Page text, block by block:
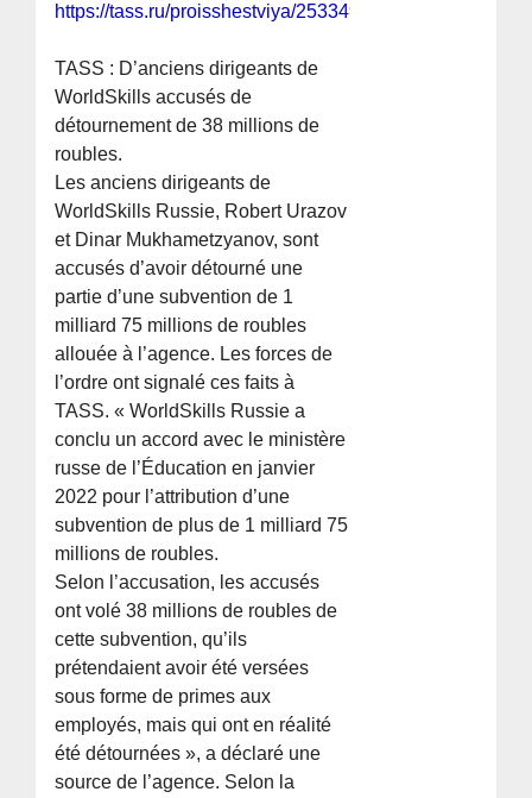
https://tass.ru/proisshestviya/25334967
TASS : D’anciens dirigeants de
WorldSkills accusés de
détournement de 38 millions de
roubles.
Les anciens dirigeants de
WorldSkills Russie, Robert Urazov
et Dinar Mukhametzyanov, sont
accusés d’avoir détourné une
partie d’une subvention de 1
milliard 75 millions de roubles
allouée à l’agence. Les forces de
l’ordre ont signalé ces faits à
TASS. « WorldSkills Russie a
conclu un accord avec le ministère
russe de l’Éducation en janvier
2022 pour l’attribution d’une
subvention de plus de 1 milliard 75
millions de roubles.
Selon l’accusation, les accusés
ont volé 38 millions de roubles de
cette subvention, qu’ils
prétendaient avoir été versées
sous forme de primes aux
employés, mais qui ont en réalité
été détournées », a déclaré une
source de l’agence. Selon la